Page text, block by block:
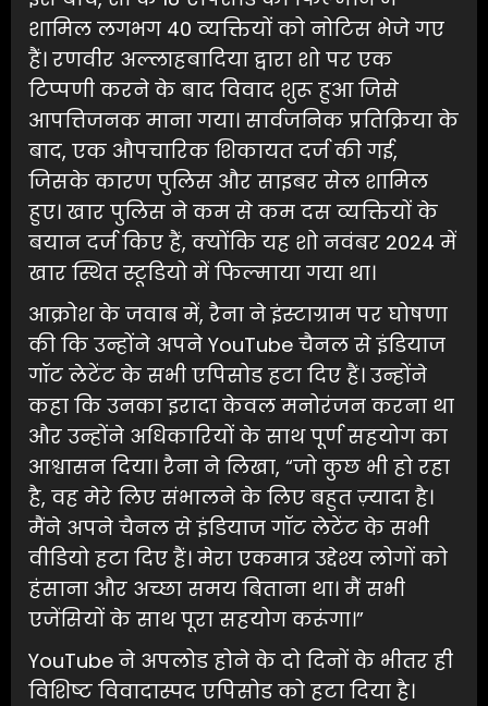
शामिल लगभग 40 व्यक्तियों को नोटिस भेजे गए
हैं। रणवीर अल्लाहबादिया द्वारा शो पर एक
टिप्पणी करने के बाद विवाद शुरू हुआ जिसे
आपत्तिजनक माना गया। सार्वजनिक प्रतिक्रिया के
बाद, एक औपचारिक शिकायत दर्ज की गई,
जिसके कारण पुलिस और साइबर सेल शामिल
हुए। खार पुलिस ने कम से कम दस व्यक्तियों के
बयान दर्ज किए हैं, क्योंकि यह शो नवंबर 2024 में
खार स्थित स्टूडियो में फिल्माया गया था।
आक्रोश के जवाब में, रैना ने इंस्टाग्राम पर घोषणा
की कि उन्होंने अपने YouTube चैनल से इंडियाज
गॉट लेटेंट के सभी एपिसोड हटा दिए हैं। उन्होंने
कहा कि उनका इरादा केवल मनोरंजन करना था
और उन्होंने अधिकारियों के साथ पूर्ण सहयोग का
आश्वासन दिया। रैना ने लिखा, “जो कुछ भी हो रहा
है, वह मेरे लिए संभालने के लिए बहुत ज़्यादा है।
मैंने अपने चैनल से इंडियाज गॉट लेटेंट के सभी
वीडियो हटा दिए हैं। मेरा एकमात्र उद्देश्य लोगों को
हंसाना और अच्छा समय बिताना था। मैं सभी
एजेंसियों के साथ पूरा सहयोग करूंगा।”
YouTube ने अपलोड होने के दो दिनों के भीतर ही
विशिष्ट विवादास्पद एपिसोड को हटा दिया है।